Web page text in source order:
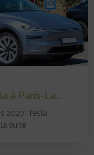
à Paris-La...
2027, Tesla
suite